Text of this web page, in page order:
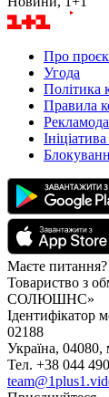
Про
Угода
Політика
Правила
Маєте
Товариство з
СОЛЮШНС»
Ідентифікатор
02188
Україна, 04080,
Тел. +38 044